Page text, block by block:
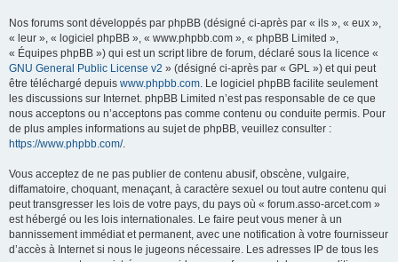
Nos forums sont développés par phpBB (désigné ci-après par « ils », « eux »,
« leur », « logiciel phpBB », « www.phpbb.com », « phpBB Limited »,
« Équipes phpBB ») qui est un script libre de forum, déclaré sous la licence «
GNU General Public License v2 » (désigné ci-après par « GPL ») et qui peut
être téléchargé depuis www.phpbb.com. Le logiciel phpBB facilite seulement
les discussions sur Internet. phpBB Limited n’est pas responsable de ce que
nous acceptons ou n’acceptons pas comme contenu ou conduite permis. Pour
de plus amples informations au sujet de phpBB, veuillez consulter :
https://www.phpbb.com/.
Vous acceptez de ne pas publier de contenu abusif, obscène, vulgaire,
diffamatoire, choquant, menaçant, à caractère sexuel ou tout autre contenu qui
peut transgresser les lois de votre pays, du pays où « forum.asso-arcet.com »
est hébergé ou les lois internationales. Le faire peut vous mener à un
bannissement immédiat et permanent, avec une notification à votre fournisseur
d’accès à Internet si nous le jugeons nécessaire. Les adresses IP de tous les